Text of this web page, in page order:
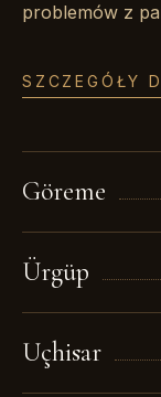
problemów z
SZCZEGÓŁY
Göreme
Ürgüp
Uçhisar